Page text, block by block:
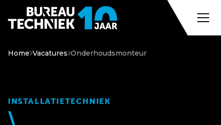
Home Vacatures Onderhoudsmonteur
INSTALLATIETECHNIEK